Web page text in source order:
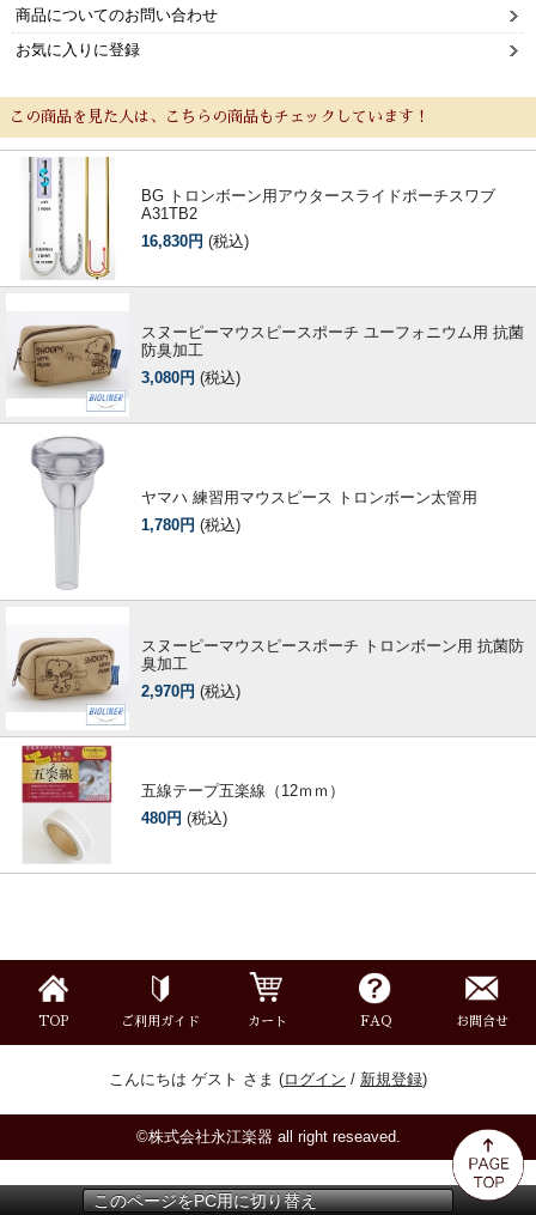
商品についてのお問い合わせ
お気に入りに登録
この商品を見た人は、こちらの商品もチェックしています！
BG トロンボーン用アウタースライドポーチスワブ
A31TB2
16,830円 (税込)
スヌーピーマウスピースポーチ ユーフォニウム用 抗菌
防臭加工
3,080円 (税込)
ヤマハ 練習用マウスピース トロンボーン太管用
1,780円 (税込)
スヌーピーマウスピースポーチ トロンボーン用 抗菌防
臭加工
2,970円 (税込)
五線テープ五楽線（12ｍｍ）
480円 (税込)
TOP ご利用ガイド カート FAQ お問合せ
こんにちは ゲスト さま (ログイン / 新規登録)
©株式会社永江楽器 all right reseaved.
このページをPC用に切り替え